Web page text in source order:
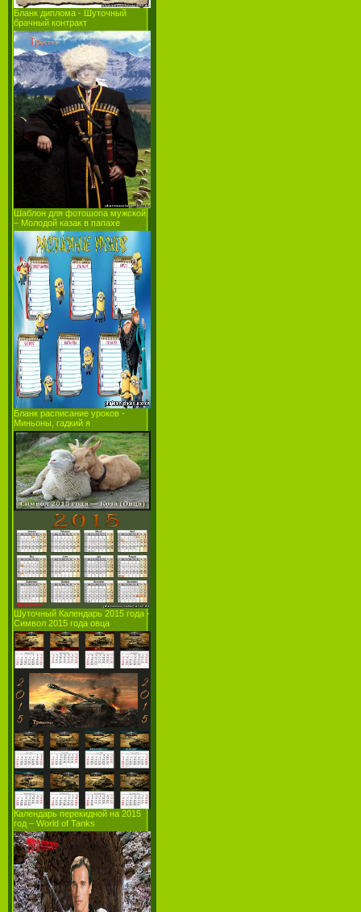
Бланк диплома - Шуточный
брачный контракт
Шаблон для фотошопа мужской
– Молодой казак в папахе
Бланк расписание уроков -
Миньоны, гадкий я
Шуточный Календарь 2015 года -
Символ 2015 года овца
Календарь перекидной на 2015
год – World of Tanks